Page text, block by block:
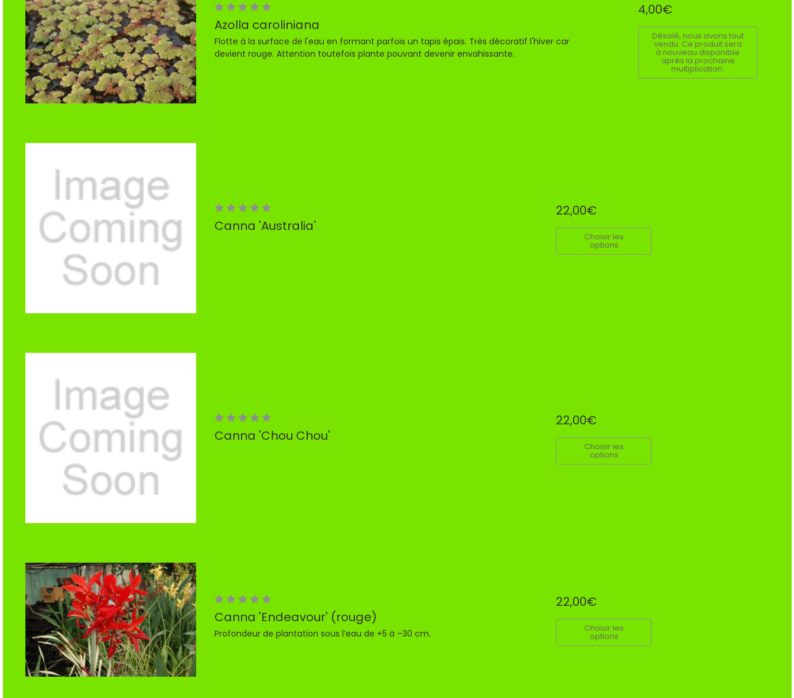
Azolla caroliniana
Flotte à la surface de l'eau en formant parfois un tapis épais. Très décoratif l'hiver car
devient rouge. Attention toutefois plante pouvant devenir envahissante.
4,00€
Désolé, nous avons tout
vendu. Ce produit sera
à nouveau disponible
après la prochaine
multiplication.
Canna 'Australia'
22,00€
Choisir les
options
Canna 'Chou Chou'
22,00€
Choisir les
options
Canna 'Endeavour' (rouge)
Profondeur de plantation sous l’eau de +5 à –30 cm.
22,00€
Choisir les
options